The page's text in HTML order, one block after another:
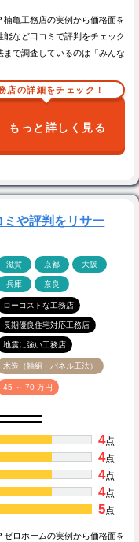
亀工務店の実例から価格面を
など口コミで評判をチェック
で調査しているのは「みんな
店の詳細をチェック！
もっと詳しく見る
や評判をリサー
滋賀 京都 大阪
兵庫 奈良
ローコストな工務店
長期優良住宅対応工務店
地震に強い工務店
木造（軸組・パネル工法）
45 ～ 70 万円
4点
4点
4点
4点
5点
ロホームの実例から価格面を